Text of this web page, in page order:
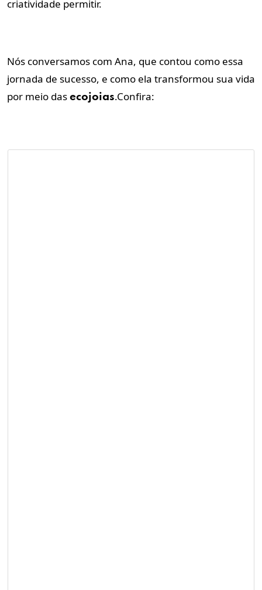
criatividade permitir.
Nós conversamos com Ana, que contou como essa
jornada de sucesso, e como ela transformou sua vida
por meio das ecojoias.Confira: